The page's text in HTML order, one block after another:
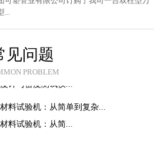
见问题
PROBLEM
计与密度测试仪操作使用...
计与密度测试仪...